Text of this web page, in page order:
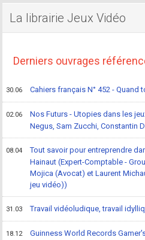
La librairie Jeux Vidéo
Derniers ouvrages
30.06 Cahiers français N° 452 - Quand
02.06
Nos Futurs - Utopies dans les
Negus, Sam Zucchi, Constantin
08.04
Tout savoir pour entreprendre
Hainaut (Expert-Comptable -
Mojica (Avocat) et Laurent
jeu vidéo))
31.03 Travail vidéoludique, travail
18.12
Guinness World Records